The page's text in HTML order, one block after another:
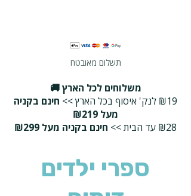
תשלום מאובטח
משלוחים לכל הארץ 🚚
₪19 לנק' איסוף בכל הארץ >>
חינם בקניה
מעל ₪219
₪28 עד הבית >>
חינם בקניה מעל ₪299
ספרי ילדים